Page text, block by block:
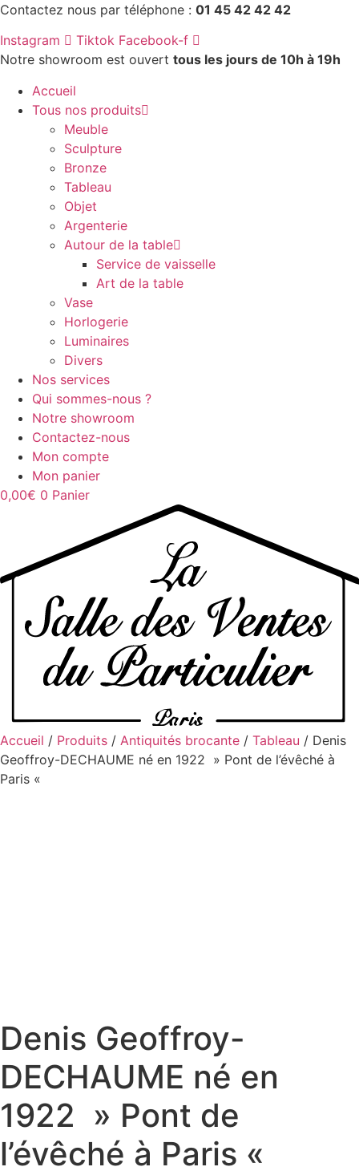
Aller
contenu
Contactez nous par téléphone : 01 45 42 42 42
Instagram
Tiktok Facebook-f
Notre showroom est ouvert tous les jours de 10h à 19h
Accueil
Tous nos produits
Meuble
Sculpture
Bronze
Tableau
Objet
Argenterie
Autour de la table
Service de vaisselle
Art de la table
Vase
Horlogerie
Luminaires
Divers
Nos services
Qui sommes-nous ?
Notre showroom
Contactez-nous
Mon compte
Mon panier
0,00€ 0 Panier
Accueil / Produits / Antiquités brocante / Tableau / Denis
Geoffroy-DECHAUME né en 1922 » Pont de l’évêché à
Paris «
Denis Geoffroy-
DECHAUME né en
1922 » Pont de
l’évêché à Paris «